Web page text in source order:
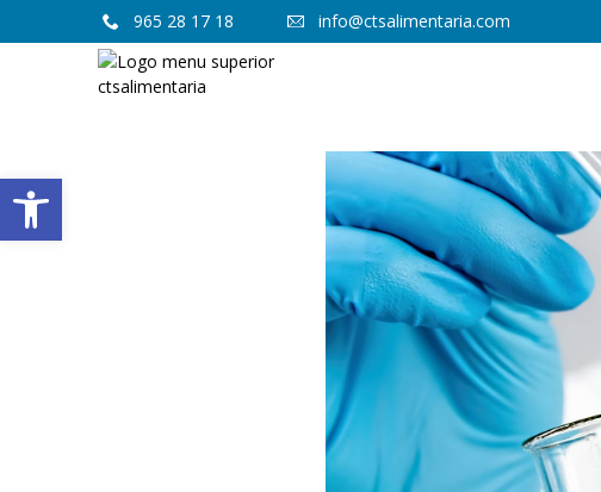
965 28 17 18 info@ctsalimentaria.com
Abrir barra de herramientas